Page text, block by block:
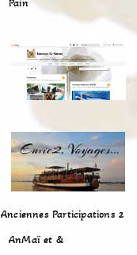
Pain
Anciennes Participations 2
AnMaï et &